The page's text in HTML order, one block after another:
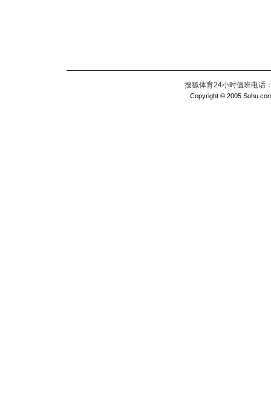
搜狐体育24小时值班电话
Copyright © 2005